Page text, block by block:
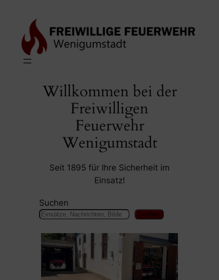
springen
Willkommen bei der
Freiwilligen
Feuerwehr
Wenigumstadt
Seit 1895 für Ihre Sicherheit im
Einsatz!
Suchen
Suchen